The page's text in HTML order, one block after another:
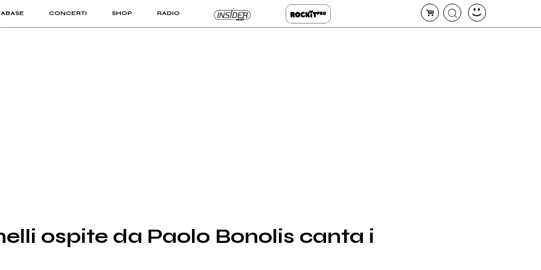
CONCERTI SHOP RADIO
PRO
ospite da Paolo Bonolis canta i